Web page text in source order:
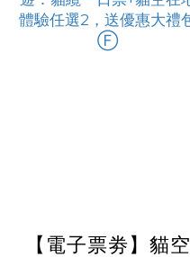
【電子票劵】貓空